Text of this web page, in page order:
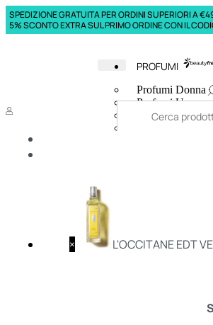
SPEDIZIONE GRATUITA PER ORDINI SUPERIORI A
5% SCONTO EXTRA SUL PRIMO ORDINE CON IL
PROFUMI
Profumi Donna
Profumi Uomo
Deodoranti
× L'OCCITANE EDT